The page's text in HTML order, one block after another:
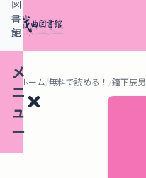
メ
ニ
ュ
ー
図
書
館
ホーム/無料で読める！ /鐘下辰男